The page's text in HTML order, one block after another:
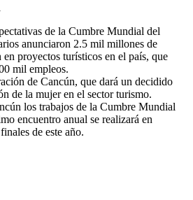
de la Cumbre Mundial del
anunciaron 2.5 mil millones de
proyectos turísticos en el país, que
mil empleos.
de Cancún, que dará un decidido
de la mujer en el sector turismo.
los trabajos de la Cumbre Mundial
encuentro anual se realizará en
de este año.